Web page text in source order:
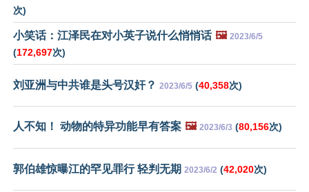
次)
小笑话：江泽民在对小英子说什么悄悄话 🖼️ 2023/6/5
(172,697次)
刘亚洲与中共谁是头号汉奸？ 2023/6/5 (40,358次)
人不知！ 动物的特异功能早有答案 🖼️ 2023/6/3 (80,156次)
郭伯雄惊曝江的罕见罪行 轻判无期 2023/6/2 (42,020次)